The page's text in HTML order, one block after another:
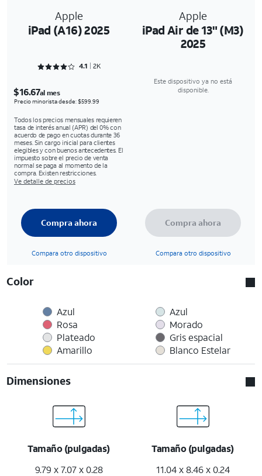
Apple
iPad (A16) 2025
Apple
iPad Air de 13" (M3)
2025
Rated 4.1782 out of 5
4.1 2K
$16.67al mes
Precio minorista desde: $599.99
Todos los precios mensuales requieren
tasa de interés anual (APR) del 0% con
acuerdo de pago en cuotas durante 36
meses. Sin cargo inicial para clientes
elegibles y con buenos antecedentes. El
impuesto sobre el precio de venta
normal se paga al momento de la
compra. Existen restricciones.
Ve detalle de precios
Este dispositivo ya no está
disponible.
Compra ahora
Compara otro dispositivo
Compra ahora
Compara otro dispositivo
Color
Azul
Rosa
Plateado
Amarillo
Azul
Morado
Gris espacial
Blanco Estelar
Dimensiones
Tamaño (pulgadas)
9.79 x 7.07 x 0.28
Tamaño (pulgadas)
11.04 x 8.46 x 0.24